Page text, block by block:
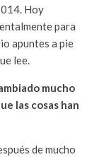
Hoy
para
apuntes a pie
lee.
mucho
las cosas han
de mucho